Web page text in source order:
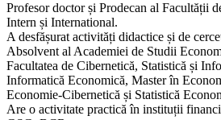
Profesor doctor și Prodecan al Facultății
Intern și International.
A desfășurat activități didactice și de
Absolvent al Academiei de Studii
Facultatea de Cibernetică, Statistică și
Informatică Economică, Master în
Economie-Cibernetică și Statistică
Are o activitate practică în instituții